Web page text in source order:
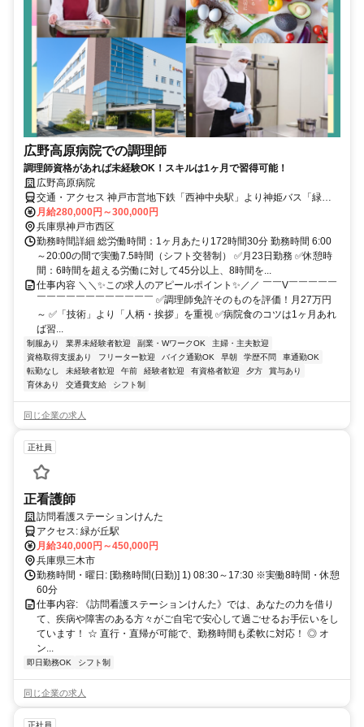
広野高原病院での調理師
調理師資格があれば未経験OK！スキルは1ヶ月で習得可能！
広野高原病院
交通・アクセス 神戸市営地下鉄「西神中央駅」より神姫バス「緑が
丘駅」行 「広野高原病院前」下車
月給280,000円～300,000円
兵庫県神戸市西区
勤務時間詳細 総労働時間：1ヶ月あたり172時間30分 勤務時間 6:00
～20:00の間で実働7.5時間（シフト交替制） ✅月23日勤務 ✅休憩時
間：6時間を超える労働に対して45分以上、8時間を...
仕事内容 ＼＼✨この求人のアピールポイント✨／／ ￣￣V￣￣￣￣￣
￣￣￣￣￣￣￣￣￣￣￣￣ ✅調理師免許そのものを評価！月27万円
～ ✅「技術」より「人柄・挨拶」を重視 ✅病院食のコツは1ヶ月あれ
ば習...
制服あり 業界未経験者歓迎 副業・WワークOK
主婦・主夫歓迎
資格取得支援あり
フリーター歓迎 バイク通勤OK 早朝 学歴不問
車通勤OK
転勤なし
未経験者歓迎 午前 経験者歓迎 有資格者歓迎 夕方
賞与あり
育休あり
交通費支給 シフト制
同じ企業の求人
正社員
正看護師
訪問看護ステーションけんた
アクセス: 緑が丘駅
月給340,000円～450,000円
兵庫県三木市
勤務時間・曜日: [勤務時間(日勤)] 1) 08:30～17:30 ※実働8時間・休憩
60分
仕事内容: 《訪問看護ステーションけんた》では、あなたの力を借り
て、疾病や障害のある方々がご自宅で安心して過ごせるお手伝いをし
ています！ ☆ 直行・直帰が可能で、勤務時間も柔軟に対応！ ◎ オ
ン...
即日勤務OK シフト制
同じ企業の求人
正社員